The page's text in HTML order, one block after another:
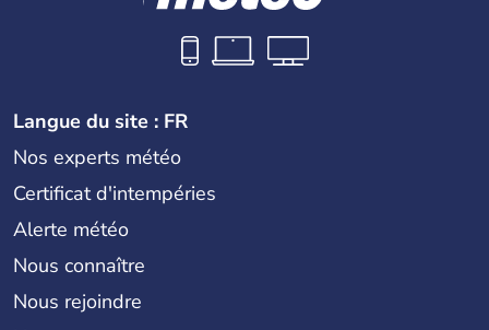
Langue du site : FR
Nos experts météo
Certificat d'intempéries
Alerte météo
Nous connaître
Nous rejoindre